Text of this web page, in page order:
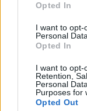
Opted In
I want to opt-
Personal
Opted In
I want to opt-
Retention,
Personal
Purposes for
Opted Out
una experiencia
datos no son
nos orientan
AUTOR
Staff